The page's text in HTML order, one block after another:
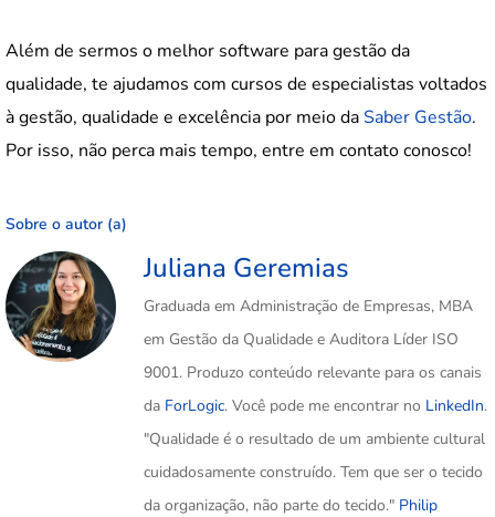
Além de sermos o melhor software para gestão da
qualidade, te ajudamos com cursos de especialistas voltados
à gestão, qualidade e excelência por meio daSaber Gestão.
Por isso, não perca mais tempo, entre em contato conosco!
Sobre o autor (a)
Juliana Geremias
Graduada em Administração de Empresas, MBA
em Gestão da Qualidade e Auditora Líder ISO
9001. Produzo conteúdo relevante para os canais
da ForLogic. Você pode me encontrar no LinkedIn.
"Qualidade é o resultado de um ambiente cultural
cuidadosamente construído. Tem que ser o tecido
da organização, não parte do tecido." Philip